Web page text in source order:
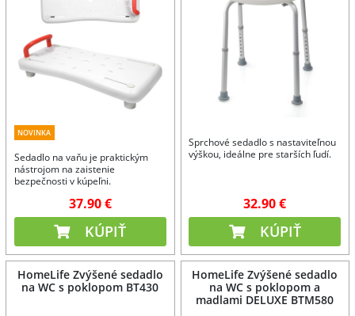
NOVINKA
Sedadlo na vaňu je praktickým
nástrojom na zaistenie
bezpečnosti v kúpeľni.
37.90 €
KÚPIŤ
Sprchové sedadlo s nastaviteľnou
výškou, ideálne pre starších ľudí.
32.90 €
KÚPIŤ
HomeLife Zvýšené sedadlo
na WC s poklopom BT430
HomeLife Zvýšené sedadlo
na WC s poklopom a
madlami DELUXE BTM580